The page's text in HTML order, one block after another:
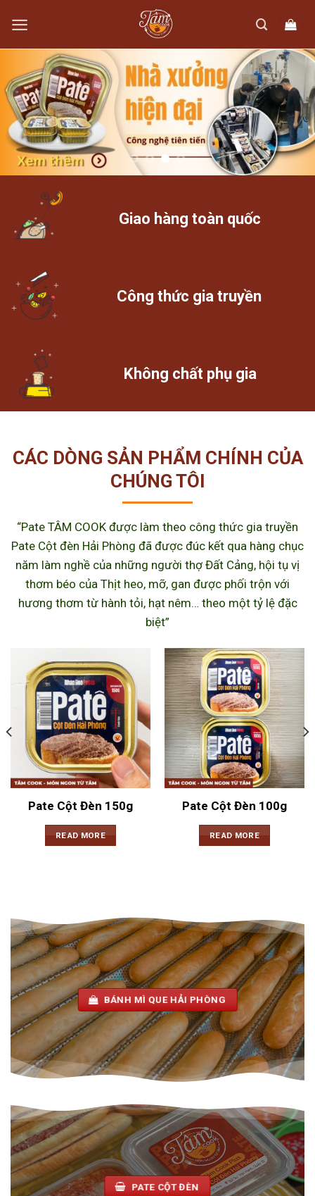
content
Giao hàng toàn quốc
Công thức gia truyền
Không chất phụ gia
CÁC DÒNG SẢN PHẨM CHÍNH CỦA
CHÚNG TÔI
“Pate TÂM COOK được làm theo công thức gia truyền
Pate Cột đèn Hải Phòng đã được đúc kết qua hàng chục
năm làm nghề của những người thợ Đất Cảng, hội tụ vị
thơm béo của Thịt heo, mỡ, gan được phối trộn với
hương thơm từ hành tỏi, hạt nêm… theo một tỷ lệ đặc
biệt”
Pate Cột Đèn 150g
READ MORE
Pate Cột Đèn 100g
READ MORE
BÁNH MÌ QUE HẢI PHÒNG
PATE CỘT ĐÈN